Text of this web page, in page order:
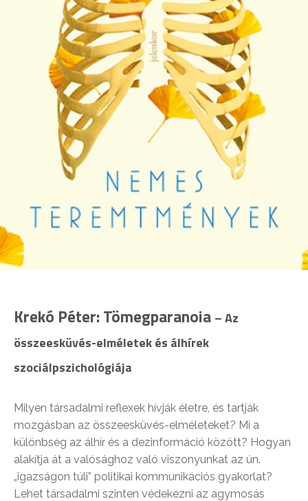
Krekó Péter: Tömegparanoia – Az
összeesküvés-elméletek és álhírek
szociálpszichológiája
Milyen társadalmi reflexek hívják életre, és tartják
mozgásban az összeesküvés-elméleteket? Mi a
különbség az álhír és a dezinformáció között? Hogyan
alakítja át a valósághoz való viszonyunkat az ún.
„igazságon túli” politikai kommunikációs gyakorlat?
Lehet társadalmi szinten védekezni az agymosás